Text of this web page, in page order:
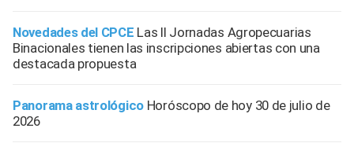
Novedades del CPCE Las II Jornadas Agropecuarias
Binacionales tienen las inscripciones abiertas con una
destacada propuesta
Panorama astrológico Horóscopo de hoy 30 de julio de
2026